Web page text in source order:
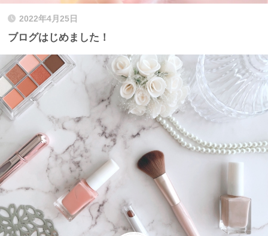
2022年4月25日
ブログはじめました！